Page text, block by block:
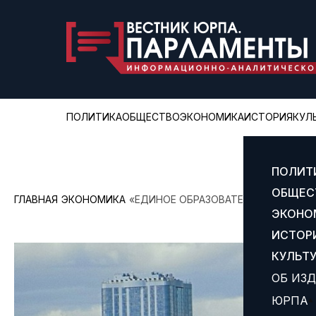
ПОЛИТИКАОБЩЕСТВОЭКОНОМИКАИСТОРИЯ
ОБ
ЮРПА
ГЛАВНАЯ ЭКОНОМИКА «ЕДИНОЕ ОБРАЗОВАТЕЛЬНОЕ